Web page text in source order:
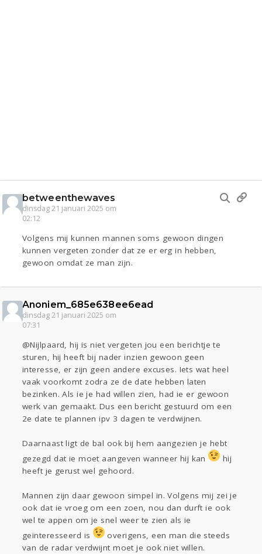
betweenthewaves
dinsdag 21 januari 2025 om
02:12
Volgens mij kunnen mannen soms gewoon dingen
kunnen vergeten zonder dat ze er erg in hebben,
gewoon omdat ze man zijn.
Anoniem_685e638ee6ead
dinsdag 21 januari 2025 om
07:31
@Nijlpaard, hij is niet vergeten jou een berichtje te
sturen, hij heeft bij nader inzien gewoon geen
interesse, er zijn geen andere excuses. Iets wat heel
vaak voorkomt zodra ze de date hebben laten
bezinken. Als ie je had willen zien, had ie er gewoon
werk van gemaakt. Dus een bericht gestuurd om een
2e date te plannen ipv 3 dagen te verdwijnen.
Daarnaast ligt de bal ook bij hem aangezien je hebt
gezegd dat ie moet aangeven wanneer hij kan
hij
heeft je gerust wel gehoord.
Mannen zijn daar gewoon simpel in. Volgens mij zei je
ook dat ie vroeg om een zoen, nou dan durft ie ook
wel te appen om je snel weer te zien als ie
geïnteresseerd is
overigens, een man die steeds
van de radar verdwijnt moet je ook niet willen.